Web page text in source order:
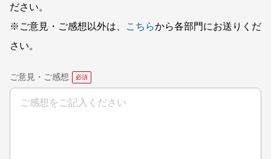
ださい。
※ご意見・ご感想以外は、
こちらから各部門にお送りくだ
さい。
ご意見・ご感想